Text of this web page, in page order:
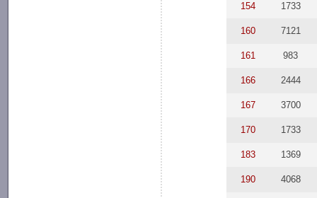
154 1733
160 7121
161 983
166 2444
167 3700
170 1733
183 1369
190 4068